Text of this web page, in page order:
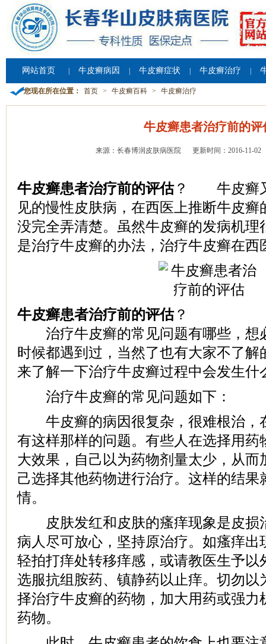
网站首页 牛皮癣病因 牛皮癣症状 牛皮癣治疗
您现在所在位置： 首页 > 牛皮癣百科 > 牛皮癣治疗
牛皮癣患者治疗前的评
来源：长春博润皮肤病医院 更新时间：2016-11-02
牛皮癣患者治疗前的评估？ 牛皮癣又
见的慢性皮肤病，在西医上推断牛皮
没完全弄清楚。虽然牛皮癣的发病机理
是治疗牛皮癣的办法，治疗牛皮癣在西
牛皮癣患者治疗前的评估？
治疗牛皮癣的常见问题有哪些，想
时候都遇到过，当然了也有大家不了解
来了解一下治疗牛皮癣过程中会发生什
治疗牛皮癣的常见问题如下：
牛皮癣的病因很复杂，很难根治，
有这样那样的问题。有些人在选择用药
大效果，自己以为药物剂量太少，从而
己选择其他药物进行治疗。这样的结果
情。
皮肤发红和皮肤的瘙痒现象是皮损
病人尽可放心，坚持原治疗。如瘙痒出
轻拍打痒处转移痒感，或请教医生予以
选服抗组胺药、镇静药以止痒。切勿以
择治疗牛皮癣的药物，加大用药或强力
药物。